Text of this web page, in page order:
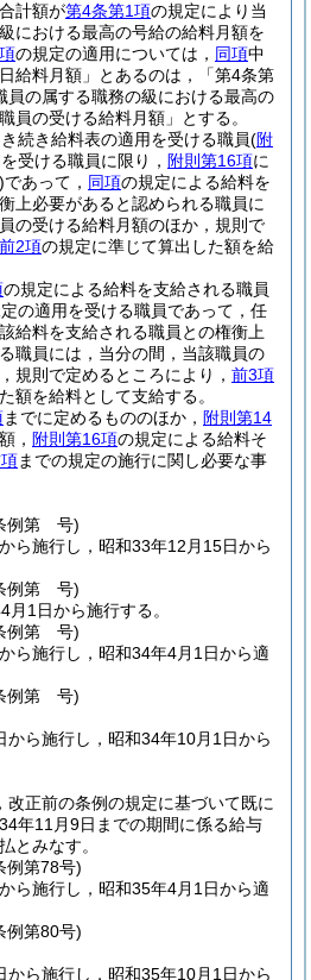
計額が第4条第1項の規定により当
における最高の号給の給料月額を
の規定の適用については， 同項中
給料月額」とあるのは，「第4条第
員の属する職務の級における最高の
員の受ける給料月額」とする。
続き給料表の適用を受ける職員(附
受ける職員に限り， 附則第16項に
であって， 同項の規定による給料を
上必要があると認められる職員に
の受ける給料月額のほか，規則で
前2項の規定に準じて算出した額を給
の規定による給料を支給される職員
の適用を受ける職員であって，任
給料を支給される職員との権衡上
職員には，当分の間，当該職員の
規則で定めるところにより， 前3項
額を給料として支給する。
までに定めるもののほか， 附則第14
， 附則第16項の規定による給料そ
までの規定の施行に関し必要な事
例第 号)
ら施行し，昭和33年12月15日から
例第 号)
月1日から施行する。
例第 号)
ら施行し，昭和34年4月1日から適
例第 号)
から施行し，昭和34年10月1日から
改正前の条例の規定に基づいて既に
年11月9日までの期間に係る給与
とみなす。
例第78号)
ら施行し，昭和35年4月1日から適
例第80号)
から施行し，昭和35年10月1日から